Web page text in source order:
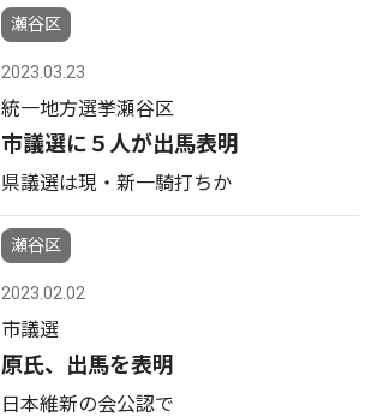
瀬谷区
2023.03.23
統一地方選挙瀬谷区
市議選に５人が出馬表明
県議選は現・新一騎打ちか
瀬谷区
2023.02.02
市議選
原氏、出馬を表明
日本維新の会公認で